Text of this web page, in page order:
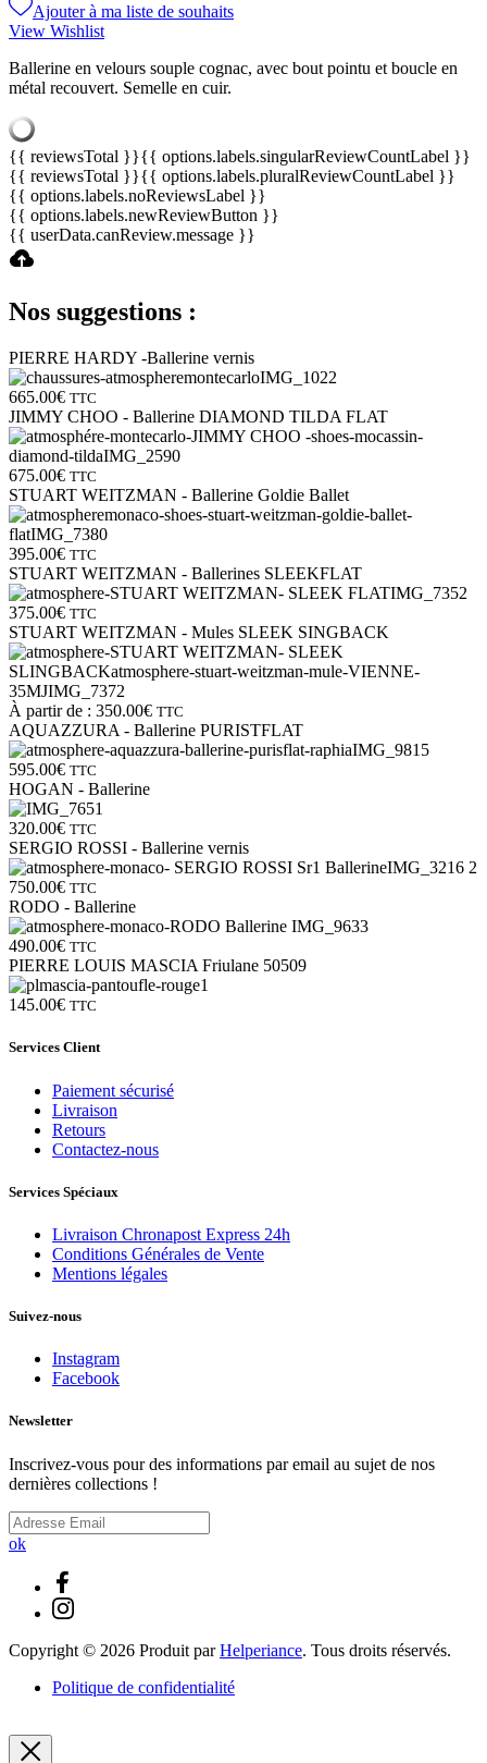
Ajouter à ma liste de souhaits
View Wishlist
Ballerine en velours souple cognac, avec bout pointu et boucle en
métal recouvert. Semelle en cuir.
{{ reviewsTotal }}{{ options.labels.singularReviewCountLabel }}
{{ reviewsTotal }}{{ options.labels.pluralReviewCountLabel }}
{{ options.labels.noReviewsLabel }}
{{ options.labels.newReviewButton }}
{{ userData.canReview.message }}
Nos suggestions :
PIERRE HARDY -Ballerine vernis
665.00€ TTC
JIMMY CHOO - Ballerine DIAMOND TILDA FLAT
675.00€ TTC
STUART WEITZMAN - Ballerine Goldie Ballet
395.00€ TTC
STUART WEITZMAN - Ballerines SLEEKFLAT
375.00€ TTC
STUART WEITZMAN - Mules SLEEK SINGBACK
À partir de : 350.00€ TTC
AQUAZZURA - Ballerine PURISTFLAT
595.00€ TTC
HOGAN - Ballerine
320.00€ TTC
SERGIO ROSSI - Ballerine vernis
750.00€ TTC
RODO - Ballerine
490.00€ TTC
PIERRE LOUIS MASCIA Friulane 50509
145.00€ TTC
Services Client
Paiement sécurisé
Livraison
Retours
Contactez-nous
Services Spéciaux
Livraison Chronapost Express 24h
Conditions Générales de Vente
Mentions légales
Suivez-nous
Instagram
Facebook
Newsletter
Inscrivez-vous pour des informations par email au sujet de nos
dernières collections !
ok
Copyright © 2026 Produit parHelperiance. Tous droits réservés.
Politique de confidentialité